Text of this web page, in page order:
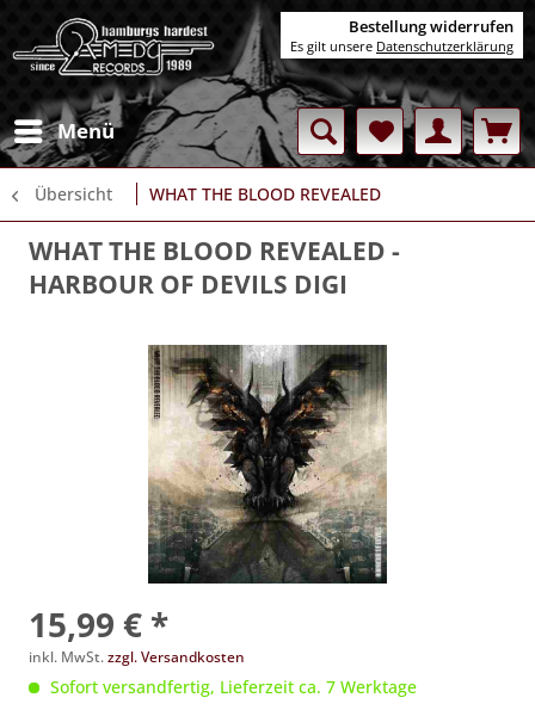
Menü
Übersicht WHAT THE BLOOD REVEALED
WHAT THE BLOOD REVEALED -
HARBOUR OF DEVILS DIGI
15,99 € *
inkl. MwSt.zzgl. Versandkosten
Sofort versandfertig, Lieferzeit ca. 7 Werktage
Bestellung widerrufen
Es gilt unsere Datenschutzerklärung